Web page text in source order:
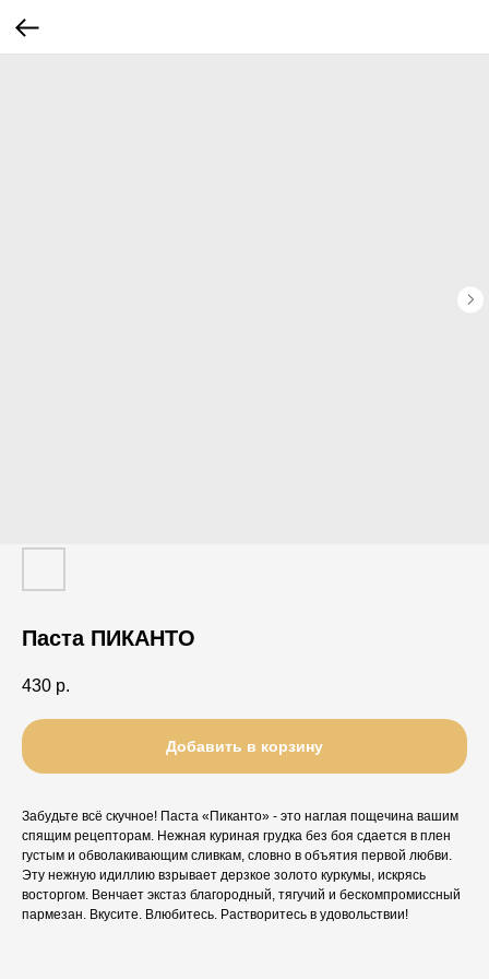
Паста ПИКАНТО
430 р.
Добавить в корзину
Забудьте всё скучное! Паста «Пиканто» - это наглая пощечина вашим
спящим рецепторам. Нежная куриная грудка без боя сдается в плен
густым и обволакивающим сливкам, словно в объятия первой любви.
Эту нежную идиллию взрывает дерзкое золото куркумы, искрясь
восторгом. Венчает экстаз благородный, тягучий и бескомпромиссный
пармезан. Вкусите. Влюбитесь. Растворитесь в удовольствии!